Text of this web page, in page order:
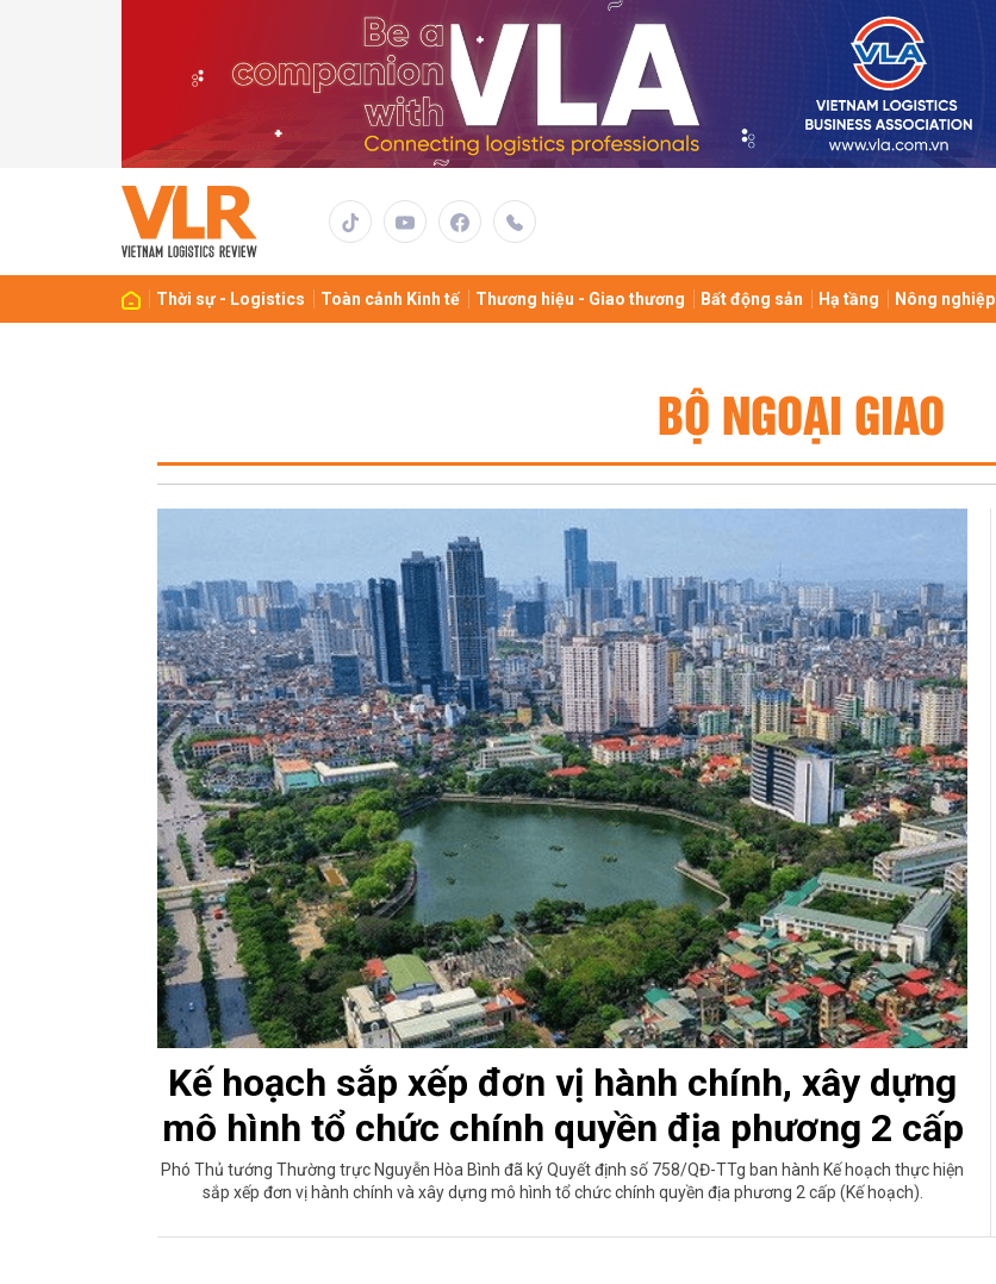
Thời sự - Logistics Toàn cảnh Kinh tế Thương hiệu - Giao thương Bất động sản Hạ tầng Nông nghiệp
BỘ NGOẠI GIAO
Kế hoạch sắp xếp đơn vị hành chính, xây dựng
mô hình tổ chức chính quyền địa phương 2 cấp
Phó Thủ tướng Thường trực Nguyễn Hòa Bình đã ký Quyết định số 758/QĐ-TTg ban hành Kế hoạch thực hiện
sắp xếp đơn vị hành chính và xây dựng mô hình tổ chức chính quyền địa phương 2 cấp (Kế hoạch).